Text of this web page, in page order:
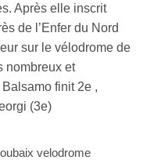
Après elle inscrit
de l’Enfer du Nord
sur le vélodrome de
nombreux et
finit 2e ,
(3e)
velodrome